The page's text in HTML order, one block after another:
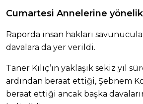
Cumartesi Annelerine yönelik
Raporda insan hakları
davalara da yer verildi.
Taner Kılıç’ın yaklaşık sekiz yıl
ardından beraat ettiği, Şebnem
beraat ettiği ancak başka